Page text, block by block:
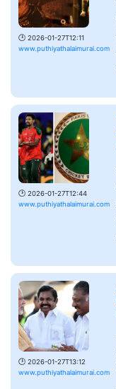
🕑 2026-01-27T12:11
www.puthiyathalaimurai.com
🕑 2026-01-27T12:44
www.puthiyathalaimurai.com
🕑 2026-01-27T13:12
www.puthiyathalaimurai.com